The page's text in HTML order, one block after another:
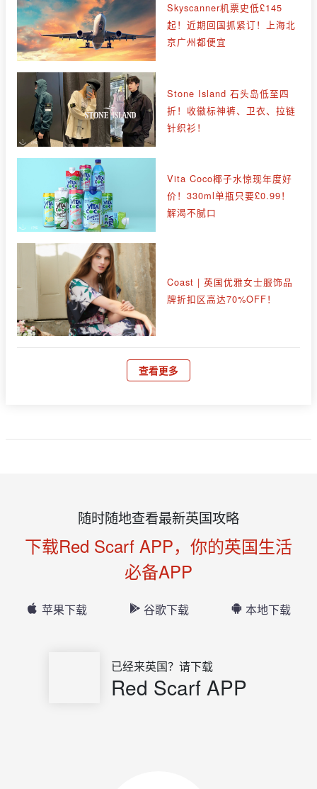
Skyscanner机票史低£145
起！近期回国抓紧订！上海北
京广州都便宜
Stone Island 石头岛低至四
折！收徽标神裤、卫衣、拉链
针织衫！
Vita Coco椰子水惊现年度好
价！330ml单瓶只要£0.99！
解渴不腻口
Coast | 英国优雅女士服饰品
牌折扣区高达70%OFF！
查看更多
随时随地查看最新英国攻略
下载Red Scarf APP，你的英国生活
必备APP
苹果下载 谷歌下载 本地下载
已经来英国？请下载
Red Scarf APP